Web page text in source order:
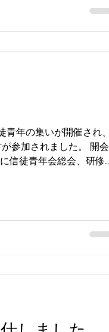
青年の集いが開催され、
参加されました。 開会
信徒青年会総会、研修
場から頼もしくもあ
年の集いにおいて今回
の場があるのか、その
通りお話しして今回は
話をしました。その後
した。 2月15日 信徒青